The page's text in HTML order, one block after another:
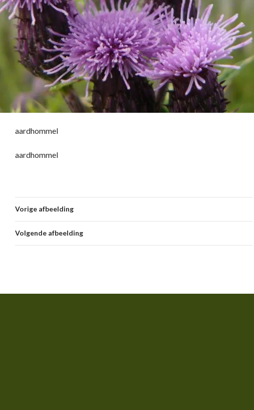
aardhommel
aardhommel
Vorige afbeelding
Volgende afbeelding